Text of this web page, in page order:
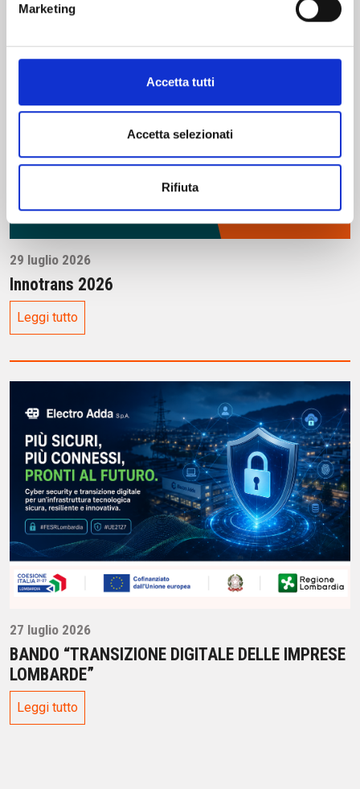
Marketing
Accetta tutti
Accetta selezionati
Rifiuta
29 luglio 2026
Innotrans 2026
Leggi tutto
27 luglio 2026
BANDO “TRANSIZIONE DIGITALE DELLE IMPRESE
LOMBARDE”
Leggi tutto